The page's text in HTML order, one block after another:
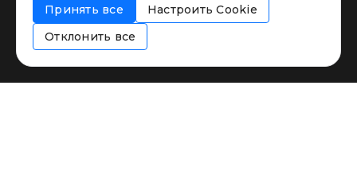
Соглашение об информировании
Политика использования cookies
Принять все
Настроить Cookie
Отклонить все